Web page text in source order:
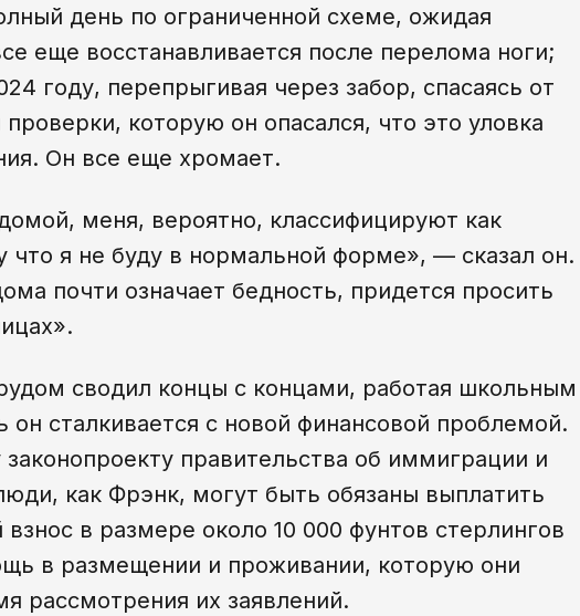
день по ограниченной схеме, ожидая
еще восстанавливается после перелома ноги;
году, перепрыгивая через забор, спасаясь от
которую он опасался, что это уловка
Он все еще хромает.
меня, вероятно, классифицируют как
что я не буду в нормальной форме», — сказал он.
почти означает бедность, придется просить
сводил концы с концами, работая школьным
он сталкивается с новой финансовой проблемой.
правительства об иммиграции и
как Фрэнк, могут быть обязаны выплатить
в размере около 10 000 фунтов стерлингов
в размещении и проживании, которую они
рассмотрения их заявлений.